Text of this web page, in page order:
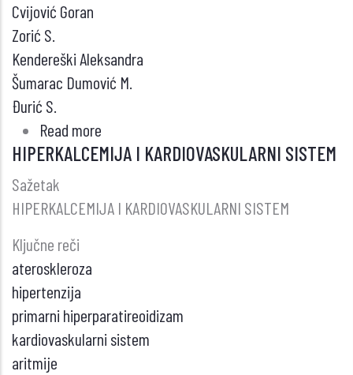
Cvijović Goran
Zorić S.
Kendereški Aleksandra
Šumarac Dumović M.
Đurić S.
Read more
SKOR
AKTIVNOSTI
KORTIKOSTEROIDA
U
HIPERKALCEMIJA I KARDIOVASKULARNI SISTEM
Sažetak
HIPERKALCEMIJA I KARDIOVASKULARNI SISTEM
Ključne reči
ateroskleroza
hipertenzija
primarni hiperparatireoidizam
kardiovaskularni sistem
aritmije